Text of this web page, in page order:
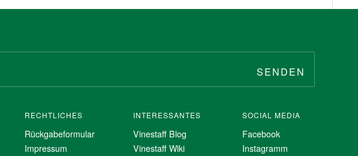
SENDEN
RECHTLICHES
Rückgabeformular
Impressum
INTERESSANTES
Vinestaff Blog
Vinestaff Wiki
SOCIAL MEDIA
Facebook
Instagramm